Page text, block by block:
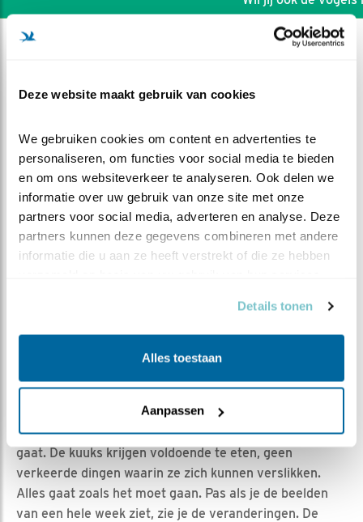
Deze website maakt gebruik van cookies
We gebruiken cookies om content en advertenties te
personaliseren, om functies voor social media te bieden
en om ons websiteverkeer te analyseren. Ook delen we
informatie over uw gebruik van onze site met onze
partners voor social media, adverteren en analyse. Deze
partners kunnen deze gegevens combineren met andere
informatie die u aan ze heeft verstrekt of die ze hebben
Details tonen
Alles toestaan
Aanpassen
De week van dag tot dag 3
Jan-Willem BDL | Geplaatst op 18 mei 2020, 11:13 |
Vind ik leuk| Bewaar dit filmpje|
858x
De beelden op de nestcam van de ooievaars lijken dit
jaar saai. Maar dat komt omdat alles eigenlijk heel goed
gaat. De kuuks krijgen voldoende te eten, geen
verkeerde dingen waarin ze zich kunnen verslikken.
Alles gaat zoals het moet gaan. Pas als je de beelden
van een hele week ziet, zie je de veranderingen. De